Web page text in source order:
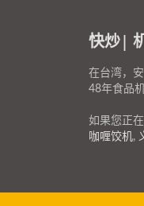
快炒|
在台湾，
48年食品
如果您正
咖喱饺机,